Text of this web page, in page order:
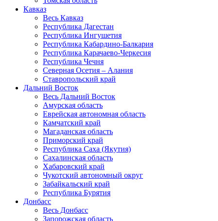
Кавказ
Весь Кавказ
Республика Дагестан
Республика Ингушетия
Республика Кабардино-Балкария
Республика Карачаево-Черкесия
Республика Чечня
Северная Осетия – Алания
Ставропольский край
Дальний Восток
Весь Дальний Восток
Амурская область
Еврейская автономная область
Камчатский край
Магаданская область
Приморский край
Республика Саха (Якутия)
Сахалинская область
Хабаровский край
Чукотский автономный округ
Забайкальский край
Республика Бурятия
Донбасс
Весь Донбасс
Запорожская область